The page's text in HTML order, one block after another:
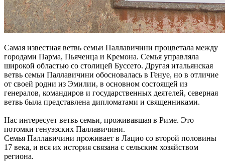
Самая известная ветвь семьи Паллавичини процветала между
городами Парма, Пьяченца и Кремона. Семья управляла
широкой областью со столицей Буссето. Другая итальянская
ветвь семьи Паллавичини обосновалась в Генуе, но в отличие
от своей родни из Эмилии, в основном состоящей из
генералов, командиров и государственных деятелей, северная
ветвь была представлена дипломатами и священниками.
Нас интересует ветвь семьи, проживавшая в Риме. Это
потомки генуэзских Паллавичини.
Семья Паллавичини проживает в Лацио со второй половины
17 века, и вся их история связана с сельским хозяйством
региона.